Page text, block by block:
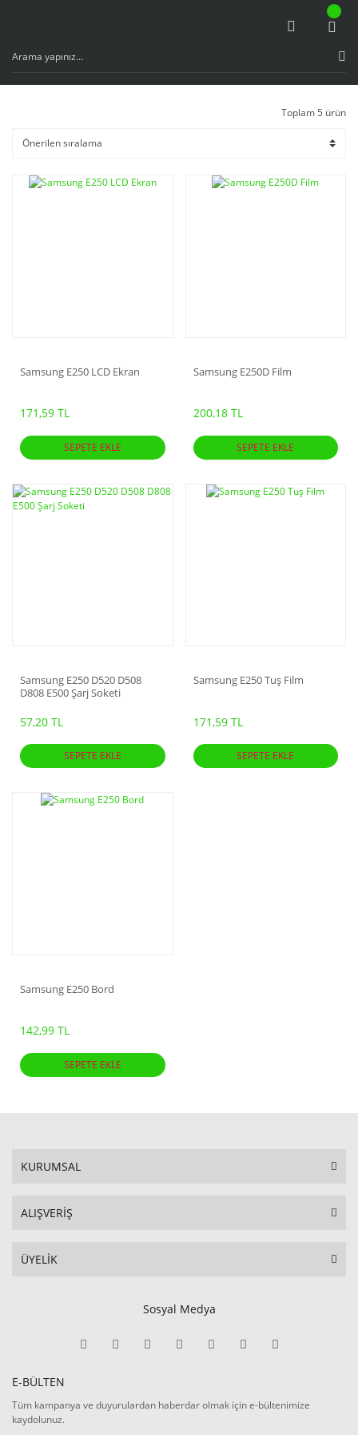
Toplam 5 ürün
Samsung E250 LCD Ekran
171,59 TL
SEPETE EKLE
Samsung E250D Film
200,18 TL
SEPETE EKLE
Samsung E250 D520 D508
D808 E500 Şarj Soketi
57,20 TL
SEPETE EKLE
Samsung E250 Tuş Film
171,59 TL
SEPETE EKLE
Samsung E250 Bord
142,99 TL
SEPETE EKLE
KURUMSAL
ALIŞVERİŞ
ÜYELİK
Sosyal Medya
E-BÜLTEN
Tüm kampanya ve duyurulardan haberdar olmak için e-bültenimize
kaydolunuz.